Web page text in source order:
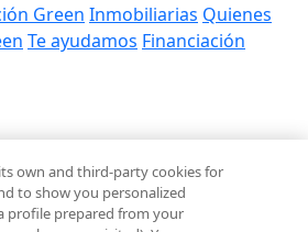
Green Inmobiliarias Quienes
Te ayudamos Financiación
own and third-party cookies for
to show you personalized
profile prepared from your